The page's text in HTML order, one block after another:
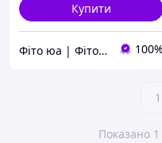
Купити
Фіто юа | Фітоаптека 100%
1
Показано 1